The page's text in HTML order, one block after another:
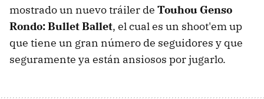
mostrado un nuevo tráiler de Touhou Genso
Rondo: Bullet Ballet, el cual es un shoot'em up
que tiene un gran número de seguidores y que
seguramente ya están ansiosos por jugarlo.